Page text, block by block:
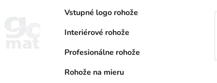
Vstupné logo rohože
Interiérové rohože
Profesionálne rohože
Rohože na mieru